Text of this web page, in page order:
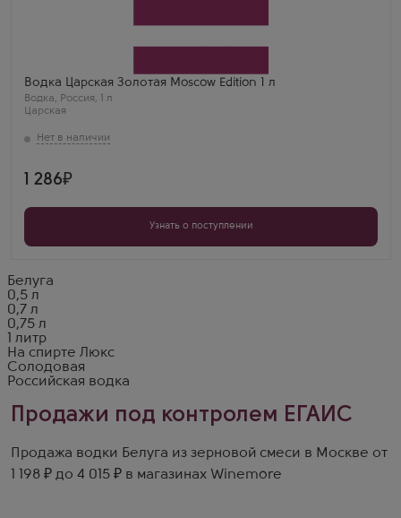
Водка Царская Золотая Moscow Edition 1 л
Водка, Россия,
1 л
Царская
Регион
Санкт-Петербург
1 286
Узнать о поступлении
Белуга
0,5 л
0,7 л
0,75 л
1 литр
На спирте Люкс
Солодовая
Российская водка
Продажи под контролем ЕГАИС
Продажа водки Белуга из зерновой смеси в Москве от
1 198 ₽ до 4 015 ₽ в магазинах Winemore